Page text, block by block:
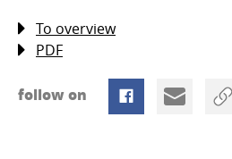
To overview
PDF
follow on